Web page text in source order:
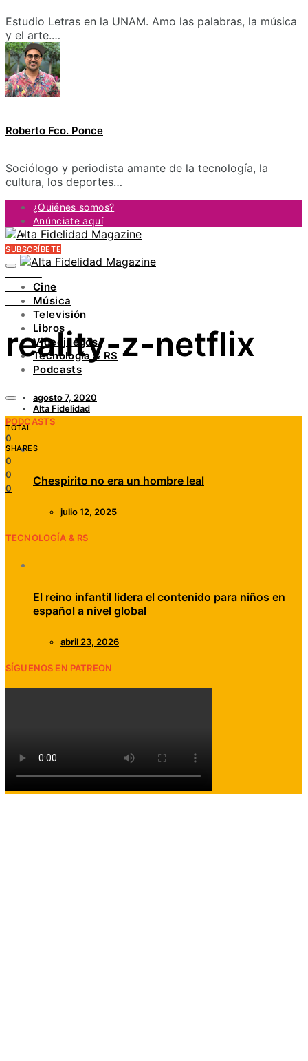
Estudio Letras en la UNAM. Amo las palabras, la música
y el arte.…
Roberto Fco. Ponce
Sociólogo y periodista amante de la tecnología, la
cultura, los deportes…
¿Quiénes somos?
Anúnciate aquí
Contacto
FACEBOOK
INSTAGRAM
PINTEREST
YOUTUBE
LINKEDIN
SUBSCRÍBETE
Cine
Música
Televisión
Libros
Videojuegos
Tecnología & RS
Podcasts
PODCASTS
Chespirito no era un hombre leal
julio 12, 2025
TECNOLOGÍA & RS
El reino infantil lidera el contenido para niños en
español a nivel global
abril 23, 2026
SÍGUENOS EN PATREON
reality-z-netflix
agosto 7, 2020
Alta Fidelidad
TOTAL
0
SHARES
0
0
0